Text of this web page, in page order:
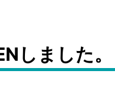
しました。